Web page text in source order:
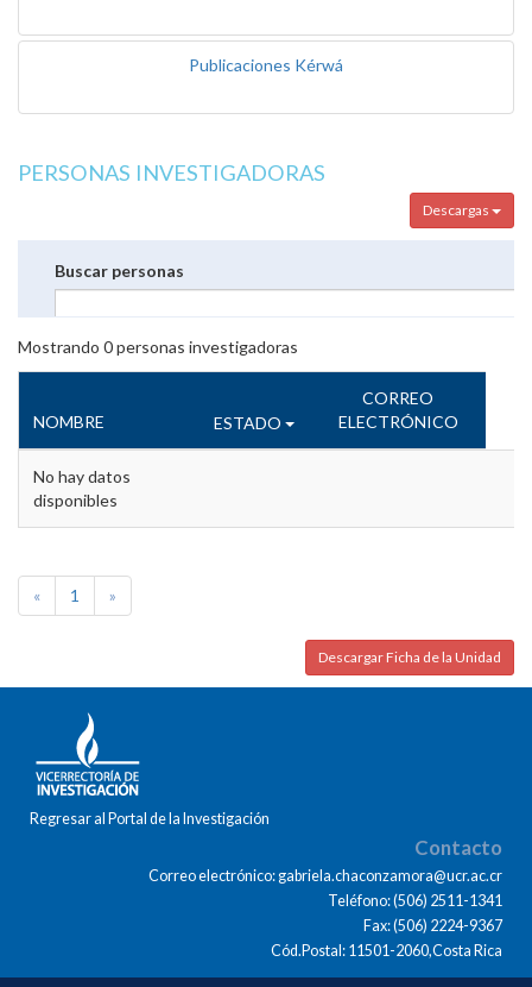
Publicaciones Kérwá
PERSONAS INVESTIGADORAS
Descargas
Buscar personas
Mostrando 0personas investigadoras
NOMBRE ESTADO
CORREO
ELECTRÓNICO
No hay datos
disponibles
« 1 »
Descargar Ficha de la Unidad
Regresar al Portal de la Investigación
Contacto
Correo electrónico: gabriela.chaconzamora@ucr.ac.cr
Teléfono: (506) 2511-1341
Fax: (506) 2224-9367
Cód.Postal: 11501-2060,Costa Rica